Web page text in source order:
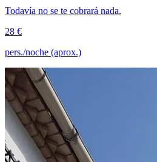
Todavía no se te cobrará nada.
28 €
pers./noche (aprox.)